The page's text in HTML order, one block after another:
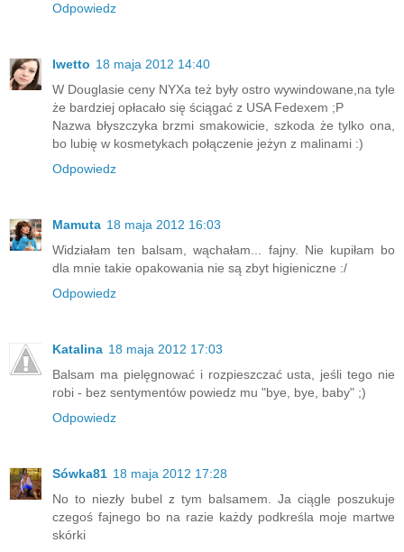
Odpowiedz
Iwetto 18 maja 2012 14:40
W Douglasie ceny NYXa też były ostro wywindowane,na tyle
że bardziej opłacało się ściągać z USA Fedexem ;P
Nazwa błyszczyka brzmi smakowicie, szkoda że tylko ona,
bo lubię w kosmetykach połączenie jeżyn z malinami :)
Odpowiedz
Mamuta 18 maja 2012 16:03
Widziałam ten balsam, wąchałam... fajny. Nie kupiłam bo
dla mnie takie opakowania nie są zbyt higieniczne :/
Odpowiedz
Katalina 18 maja 2012 17:03
Balsam ma pielęgnować i rozpieszczać usta, jeśli tego nie
robi - bez sentymentów powiedz mu "bye, bye, baby" ;)
Odpowiedz
Sówka81 18 maja 2012 17:28
No to niezły bubel z tym balsamem. Ja ciągle poszukuje
czegoś fajnego bo na razie każdy podkreśla moje martwe
skórki